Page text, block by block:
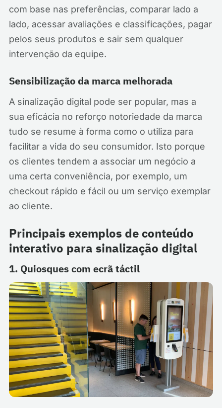
com base nas preferências, comparar lado a
lado, acessar avaliações e classificações, pagar
pelos seus produtos e sair sem qualquer
intervenção da equipe.
Sensibilização da marca melhorada
A sinalização digital pode ser popular, mas a
sua eficácia no reforço notoriedade da marca
tudo se resume à forma como o utiliza para
facilitar a vida do seu consumidor. Isto porque
os clientes tendem a associar um negócio a
uma certa conveniência, por exemplo, um
checkout rápido e fácil ou um serviço exemplar
ao cliente.
Principais exemplos de conteúdo
interativo para sinalização digital
1. Quiosques com ecrã táctil